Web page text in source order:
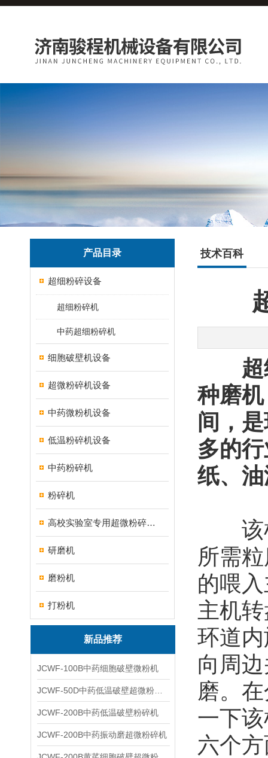
产品目录
超细粉碎设备
超细粉碎机
中药超细粉碎机
细胞破壁机设备
超微粉碎机设备
中药微粉机设备
低温粉碎机设备
中药粉碎机
粉碎机
高校实验室专用超微粉碎机设备
研磨机
磨粉机
打粉机
新品推荐
JCWF-100B中药细胞破壁微粉机
JCWF-200B中药低温破壁粉碎机
JCWF-200B中药振动磨超微粉碎机
技术百科
种磨
间，
多的
纸、
该机
所需
的喂
主机
环道
向周
磨。
一下
六个